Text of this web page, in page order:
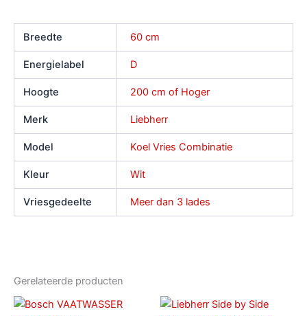
Breedte 60 cm
Energielabel D
Hoogte 200 cm of Hoger
Merk Liebherr
Model Koel Vries Combinatie
Kleur Wit
Vriesgedeelte Meer dan 3 lades
Gerelateerde producten